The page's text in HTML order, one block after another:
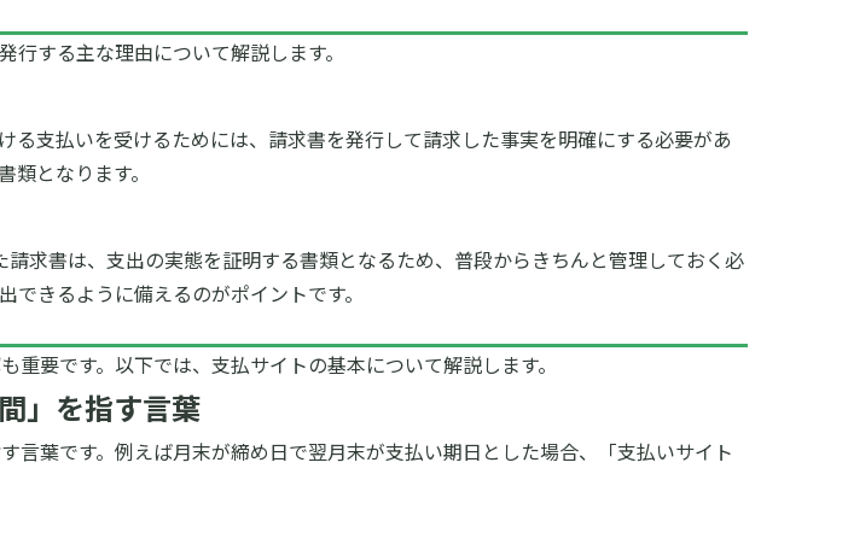
行する主な理由について解説します。
支払いを受けるためには、請求書を発行して請求した事実を明確にする必要があ
となります。
求書は、支出の実態を証明する書類となるため、普段からきちんと管理しておく必
きるように備えるのがポイントです。
重要です。 以下では、支払サイトの基本について解説します。
」を指す言葉
葉です。例えば月末が締め日で翌月末が支払い期日とした場合、「支払いサイト